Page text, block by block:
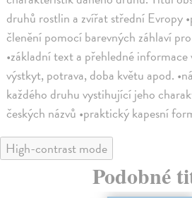
druhů rostlin a zvířat střední Evropy
členění pomocí barevných záhlaví
•základní text a přehledné
výstkyt, potrava, doba květu apod.
každého druhu vystihující jeho
českých názvů •praktický kapesní
High-contrast mode
Podobné